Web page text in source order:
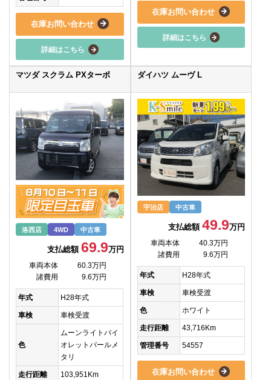
在庫お問い合わせ
詳細はこちら
在庫お問い合わせ
詳細はこちら
マツダ スクラム PXターボ
洛西店 4WD 中古車
支払総額 69.9万円
車両本体
60.3万円
諸費用
9.6万円
年式 H28年式
車検 車検受渡
色
ムーンライトバイ
オレットパールメ
タリ
走行距離 103,951Km
ダイハツ ムーヴ L
宇治店 中古車
支払総額49.9万円
車両本体
40.3万円
諸費用
9.6万円
年式 H28年式
車検 車検受渡
色 ホワイト
走行距離 43,716Km
管理番号 54557
在庫お問い合わせ